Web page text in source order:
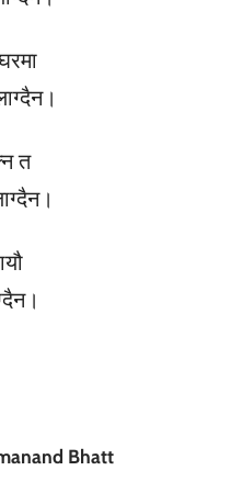
त
Bhatt